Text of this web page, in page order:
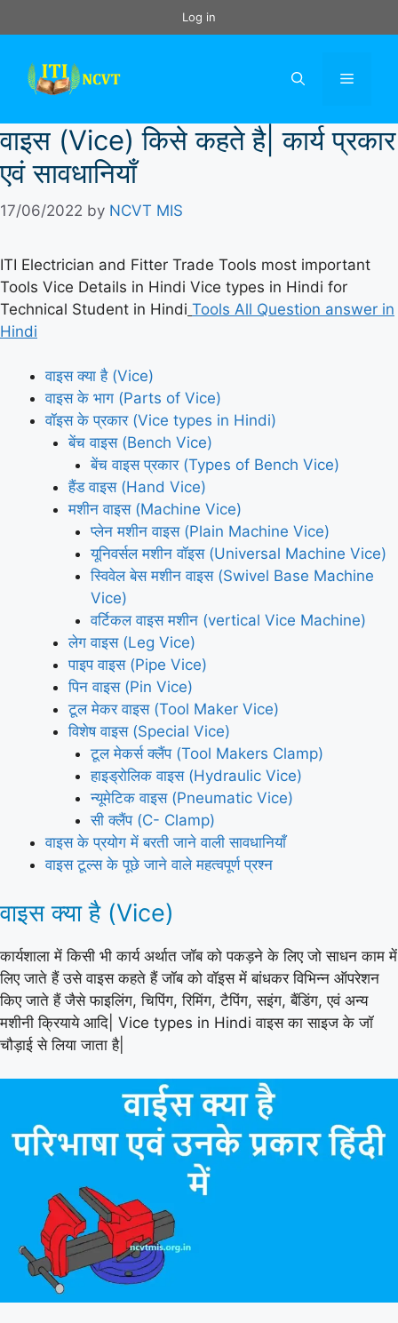
to
Log in
Menu
वाइस (Vice) किसे कहते है| कार्य प्रकार
एवं सावधानियाँ
17/06/2022 by NCVT MIS
ITI Electrician and Fitter Trade Tools most important
Tools Vice Details in Hindi Vice types in Hindi for
Technical Student in Hindi Tools All Question answer in
Hindi
वाइस क्या है (Vice)
वाइस के भाग (Parts of Vice)
वॉइस के प्रकार (Vice types in Hindi)
बेंच वाइस (Bench Vice)
बेंच वाइस प्रकार (Types of Bench Vice)
हैंड वाइस (Hand Vice)
मशीन वाइस (Machine Vice)
प्लेन मशीन वाइस (Plain Machine Vice)
यूनिवर्सल मशीन वॉइस (Universal Machine Vice)
स्विवेल बेस मशीन वाइस (Swivel Base Machine
Vice)
वर्टिकल वाइस मशीन (vertical Vice Machine)
लेग वाइस (Leg Vice)
पाइप वाइस (Pipe Vice)
पिन वाइस (Pin Vice)
टूल मेकर वाइस (Tool Maker Vice)
विशेष वाइस (Special Vice)
टूल मेकर्स क्लैंप (Tool Makers Clamp)
हाइड्रोलिक वाइस (Hydraulic Vice)
न्यूमेटिक वाइस (Pneumatic Vice)
सी क्लैंप (C- Clamp)
वाइस के प्रयोग में बरती जाने वाली सावधानियाँ
वाइस टूल्स के पूछे जाने वाले महत्वपूर्ण प्रश्न
वाइस क्या है (Vice)
कार्यशाला में किसी भी कार्य अर्थात जॉब को पकड़ने के लिए जो साधन काम में
लिए जाते हैं उसे वाइस कहते हैं जॉब को वॉइस में बांधकर विभिन्न ऑपरेशन
किए जाते हैं जैसे फाइलिंग, चिपिंग, रिमिंग, टैपिंग, सइंग, बैंडिंग, एवं अन्य
मशीनी क्रियाये आदि| Vice types in Hindi वाइस का साइज के जॉ
चौड़ाई से लिया जाता है|